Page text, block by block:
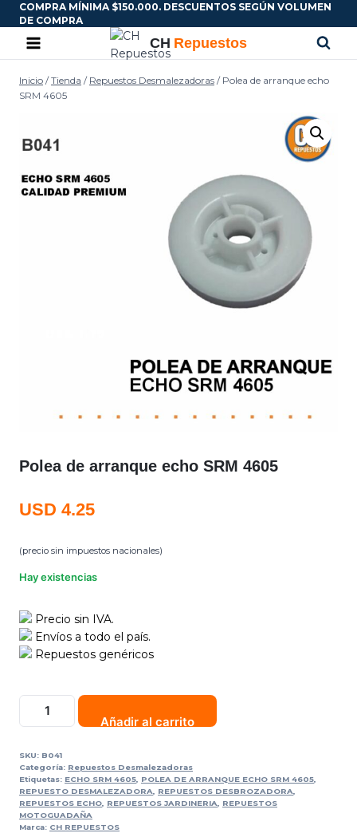
COMPRA MÍNIMA $150.000. DESCUENTOS SEGÚN VOLUMEN
DE COMPRA
Inicio / Tienda / Repuestos Desmalezadoras / Polea de arranque echo
SRM 4605
Polea de arranque echo SRM 4605
USD 4.25
(precio sin impuestos nacionales)
Hay existencias
Precio sin IVA.
Envíos a todo el país.
Repuestos genéricos
Añadir al carrito
SKU: B041
Categoría: Repuestos Desmalezadoras
Etiquetas: ECHO SRM 4605 POLEA DE ARRANQUE ECHO SRM 4605
REPUESTO DESMALEZADORA
REPUESTOS DESBROZADORA
REPUESTOS ECHO
REPUESTOS JARDINERIA
REPUESTOS
MOTOGUADAÑA
Marca: CH REPUESTOS